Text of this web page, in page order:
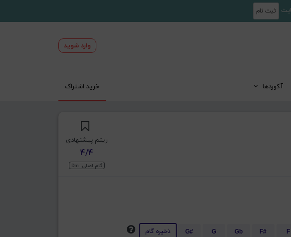
ثبت نام
وارد شوید
آکوردها خرید اشتراک
ریتم پیشنهادی
4/4
گام اصلی: Dm
F
F#
Gb
G
G# ذخیره گام